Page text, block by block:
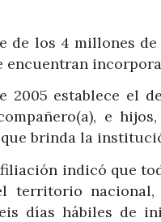
de los 4 millones
encuentran
2005 establece el
e
brinda la
indicó que
territorio nacional,
días hábiles de